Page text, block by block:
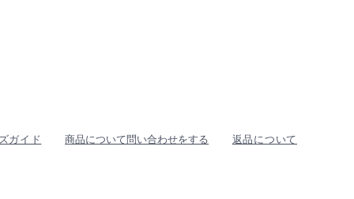
ガイド 商品について問い合わせをする 返品について